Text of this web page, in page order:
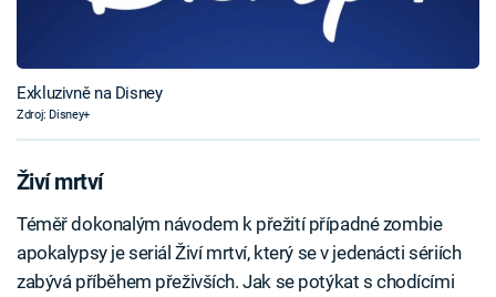
Exkluzivně na Disney
Zdroj: Disney+
Živí mrtví
Téměř dokonalým návodem k přežití případné zombie
apokalypsy je seriál Živí mrtví, který se v jedenácti sériích
zabývá příběhem přeživších. Jak se potýkat s chodícími